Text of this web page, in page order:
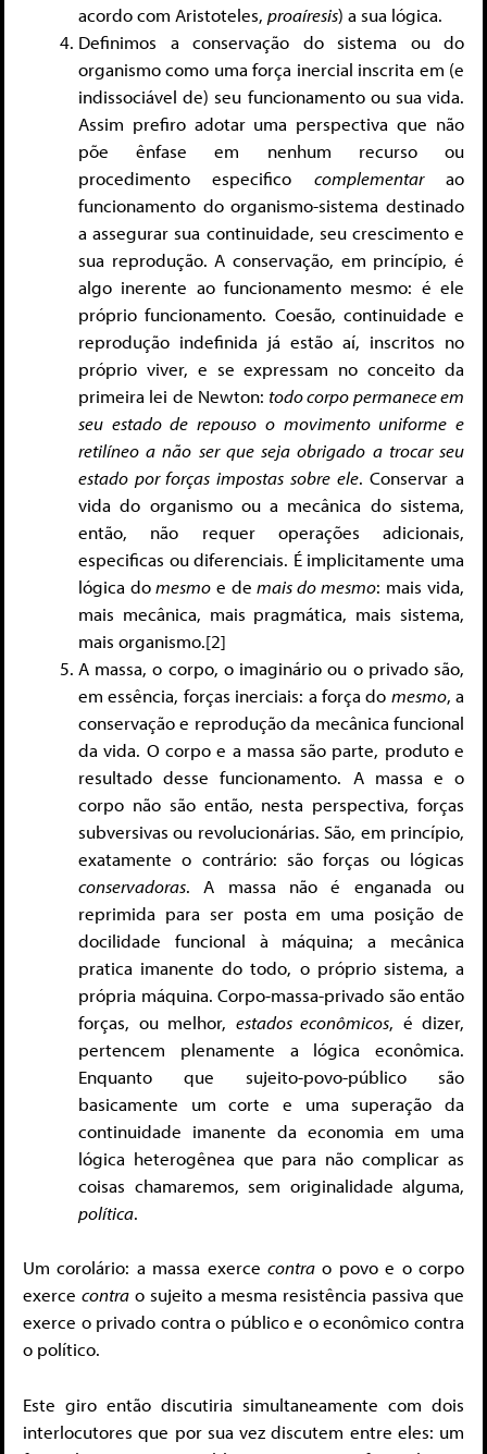
acordo com Aristoteles, proaíresis) a sua lógica.
Definimos a conservação do sistema ou do
organismo como uma força inercial inscrita em (e
indissociável de) seu funcionamento ou sua vida.
Assim prefiro adotar uma perspectiva que não
põe ênfase em nenhum recurso ou
procedimento especifico complementarao
funcionamento do organismo-sistema destinado
a assegurar sua continuidade, seu crescimento e
sua reprodução. A conservação, em princípio, é
algo inerente ao funcionamento mesmo: é ele
próprio funcionamento. Coesão, continuidade e
reprodução indefinida já estão aí, inscritos no
próprio viver, e se expressam no conceito da
primeira lei de Newton: todo corpo permanece em
seu estado de repouso o movimento uniforme e
retilíneo a não ser que seja obrigado a trocar seu
estado por forças impostas sobre ele. Conservar a
vida do organismo ou a mecânica do sistema,
então, não requer operações adicionais,
especificas ou diferenciais. É implicitamente uma
lógica domesmoe demais do mesmo: mais vida,
mais mecânica, mais pragmática, mais sistema,
mais organismo.[2]
A massa, o corpo, o imaginário ou o privado são,
em essência, forças inerciais: a força do mesmo, a
conservação e reprodução da mecânica funcional
da vida. O corpo e a massa são parte, produto e
resultado desse funcionamento. A massa e o
corpo não são então, nesta perspectiva, forças
subversivas ou revolucionárias. São, em princípio,
exatamente o contrário: são forças ou lógicas
conservadoras. A massa não é enganada ou
reprimida para ser posta em uma posição de
docilidade funcional à máquina; a mecânica
pratica imanente do todo, o próprio sistema, a
própria máquina. Corpo-massa-privado são então
forças, ou melhor, estados econômicos, é dizer,
pertencem plenamente a lógica econômica.
Enquanto que sujeito-povo-público são
basicamente um corte e uma superação da
continuidade imanente da economia em uma
lógica heterogênea que para não complicar as
coisas chamaremos, sem originalidade alguma,
política.
Um corolário: a massa exerce contra o povo e o corpo
exerce contrao sujeito a mesma resistência passiva que
exerce o privado contra o público e o econômico contra
o político.
Este giro então discutiria simultaneamente com dois
interlocutores que por sua vez discutem entre eles: um